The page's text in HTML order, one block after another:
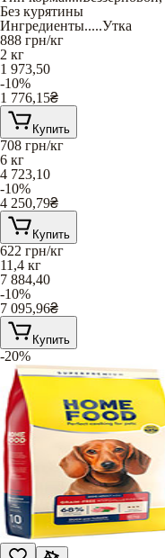
Без курятины
Ингредиенты.....Утка
888 грн/кг
2 кг
1 973,50
-10%
1 776,15₴
Купить
708 грн/кг
6 кг
4 723,10
-10%
4 250,79₴
Купить
622 грн/кг
11,4 кг
7 884,40
-10%
7 095,96₴
Купить
-20%